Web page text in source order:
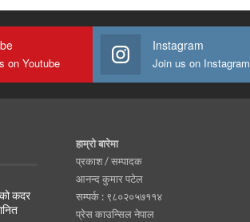
on Youtube
Instagram
Join us on Instagram
कदर
हाम्रो बारेमा
प्रकाश / सम्पादक
आनन्द कुमार पटेल
सम्पर्क : ९८०२०५७११४
प्रेस काउन्सिल नेपाल